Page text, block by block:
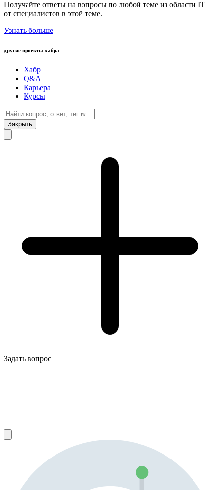
Получайте ответы на вопросы по любой теме из области IT
от специалистов в этой теме.
Узнать больше
другие проекты хабра
Хабр
Q&A
Карьера
Курсы
Закрыть
Задать вопрос